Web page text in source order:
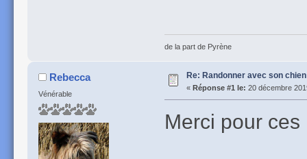
de la part de Pyrène
Rebecca
Vénérable
Re: Randonner avec son chien
« Réponse #1 le: 20 décembre
Merci pour